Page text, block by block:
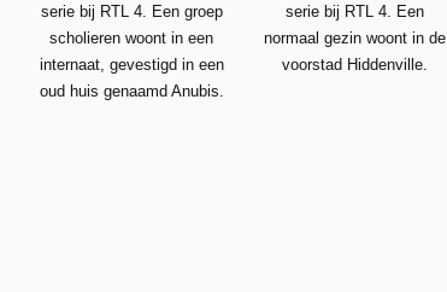
serie bij RTL 4. Een groep
scholieren woont in een
internaat, gevestigd in een
oud huis genaamd Anubis.
serie bij RTL 4. Een
normaal gezin woont in de
voorstad Hiddenville.